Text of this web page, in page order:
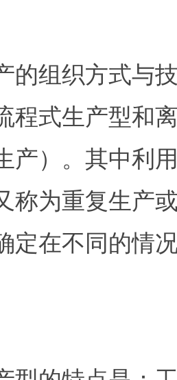
组织方式与技
程式生产型和
产）。其中利
称为重复生产
定在不同的情